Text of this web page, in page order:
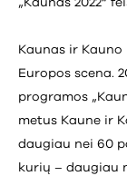
„Kaunas 2022“
Kaunas ir
Europos scena.
programos
metus Kaune ir
daugiau nei 60
kurių – daugiau